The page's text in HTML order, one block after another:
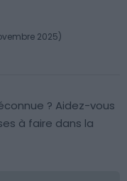
2025)
? Aidez-vous
à faire dans la